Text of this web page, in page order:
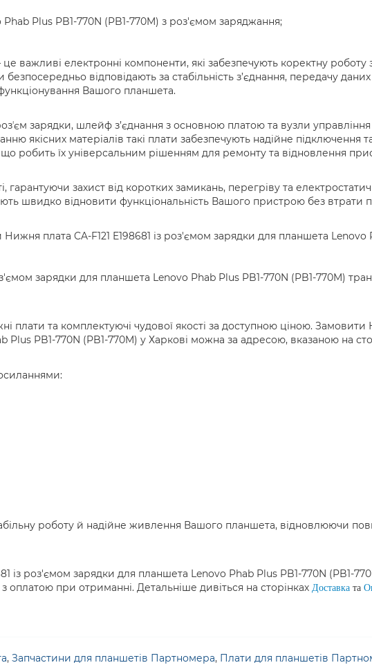
Plus PB1-770N (PB1-770M) з роз'ємом заряджання;
важливі електронні компоненти, які забезпечують коректну
відповідають за стабільність з’єднання, передачу
Вашого планшета.
зарядки, шлейф з’єднання з основною платою та вузли
якісних матеріалів такі плати забезпечують надійне підключення
робить їх універсальним рішенням для ремонту та відновлення
гарантуючи захист від коротких замикань, перегріву та
швидко відновити функціональність Вашого пристрою без втрати
плата CA-F121 E198681 із роз'ємом зарядки для планшета Lenovo
зарядки для планшета Lenovo Phab Plus PB1-770N (PB1-770M)
та комплектуючі чудової якості за доступною ціною. Замовити
PB1-770N (PB1-770M) у Харкові можна за адресою, вказаною на
роботу й надійне живлення Вашого планшета, відновлюючи
із роз'ємом зарядки для планшета Lenovo Phab Plus PB1-770N (PB1-
при отриманні. Детальніше дивіться на сторінках Доставка та
, Запчастини для планшетів Партномера, Плати для планшетів